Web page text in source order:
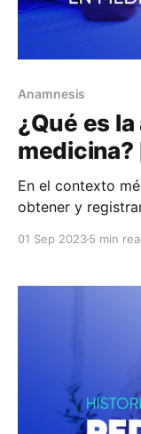
Anamnesis
¿Qué es
medicina?
En el contexto
obtener y
tratamiento. En
salud pasada del
01 Sep 20235 min